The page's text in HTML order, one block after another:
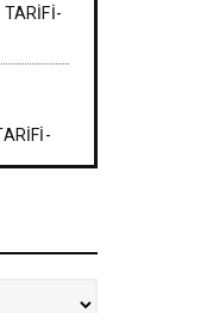
TARİFİ-